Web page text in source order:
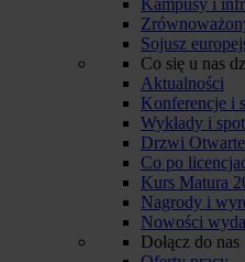
Sojusz
Co się u nas
Aktualności
Konferencje i
Wykłady i
Drzwi Otwarte
Co po
Kurs Matura
Nagrody i
Nowości
Dołącz do nas